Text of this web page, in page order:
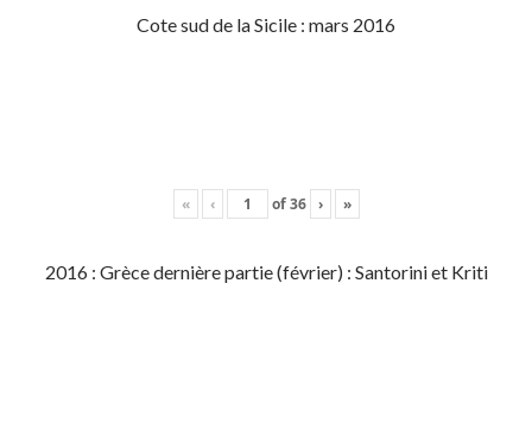
Cote sud de la Sicile : mars 2016
« ‹ of36 › »
2016 : Grèce dernière partie (février) : Santorini et Kriti